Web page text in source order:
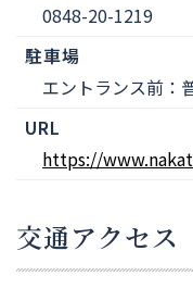
0848-20-1219
駐車場
エントランス前：
URL
https://
交通アクセス